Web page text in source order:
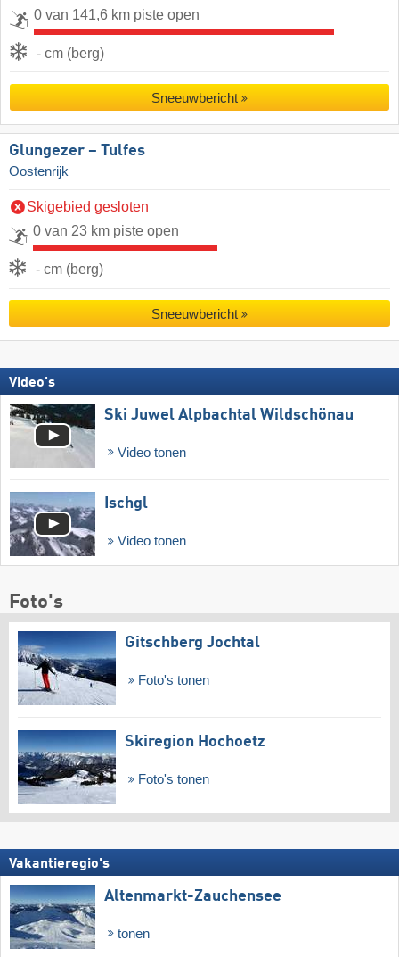
0 van 141,6 km piste open
- cm (berg)
Sneeuwbericht
Glungezer – Tulfes
Oostenrijk
Skigebied gesloten
0 van 23 km piste open
- cm (berg)
Sneeuwbericht
Video's
Ski Juwel Alpbachtal Wildschönau
Video tonen
Ischgl
Video tonen
Foto's
Gitschberg Jochtal
Foto's tonen
Skiregion Hochoetz
Foto's tonen
Vakantieregio's
Altenmarkt-Zauchensee
tonen